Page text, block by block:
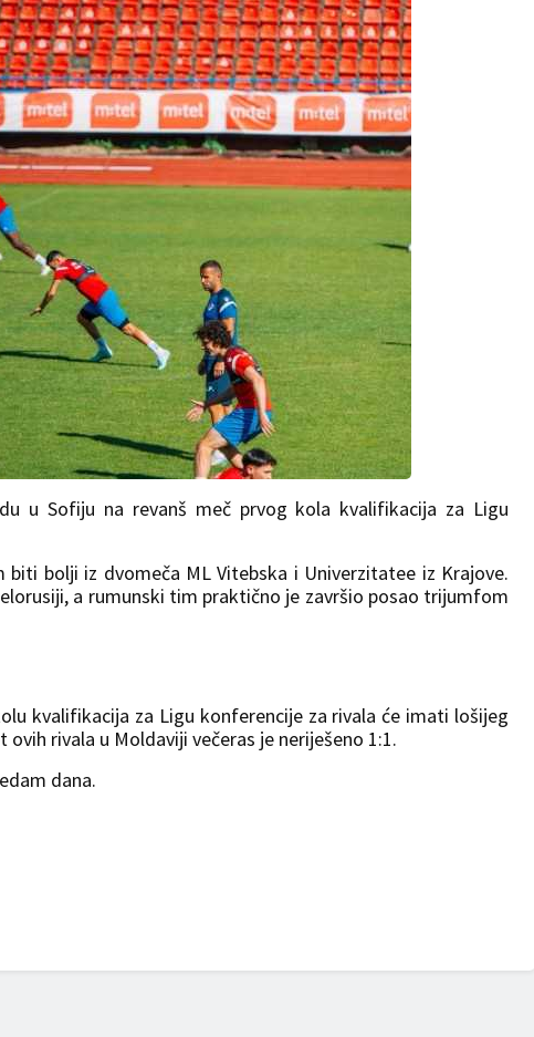
u Sofiju na revanš meč prvog kola kvalifikacija za Ligu
bolji iz dvomeča ML Vitebska i Univerzitatee iz Krajove.
a rumunski tim praktično je završio posao trijumfom
kvalifikacija za Ligu konferencije za rivala će imati lošijeg
rivala u Moldaviji večeras je neriješeno 1:1.
dana.